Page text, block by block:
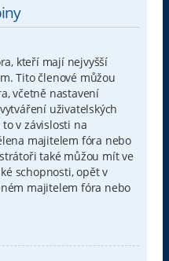
kteří mají nejvyšší
Tito členové můžou
včetně nastavení
uživatelských
v závislosti na
majitelem fóra nebo
také můžou mít ve
schopnosti, opět v
majitelem fóra nebo